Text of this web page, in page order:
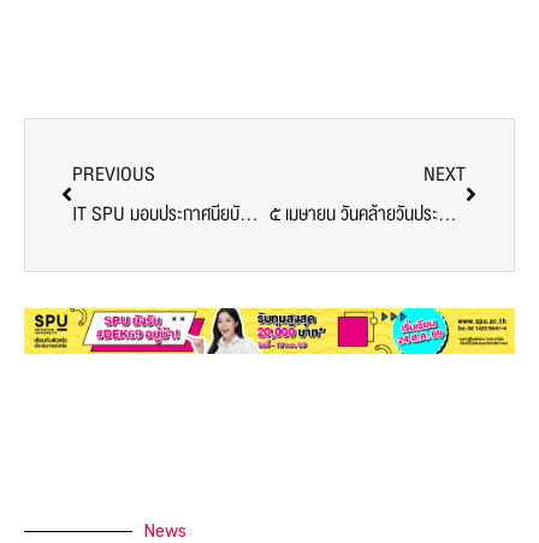
PREVIOUS
IT SPU มอบประกาศนียบัตรผู้ผ่านการอบรมบัณฑิตพันธุ์ใหม่รุ่น 2 (หลักสูตร Cyber Security / หลักสูตร Big Data / หลักสูตร Industries Transformation)
NEXT
๕ เมษายน วันคล้ายวันประสูติ ทูลกระหม่อมหญิงอุบลรัตนราชกัญญา สิริวัฒนาพรรณวดี
News